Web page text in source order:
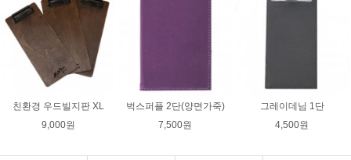
친환경 우드빌지판 XL
9,000원
벅스퍼플 2단(양면가죽)
7,500원
그레이데님 1단
4,500원